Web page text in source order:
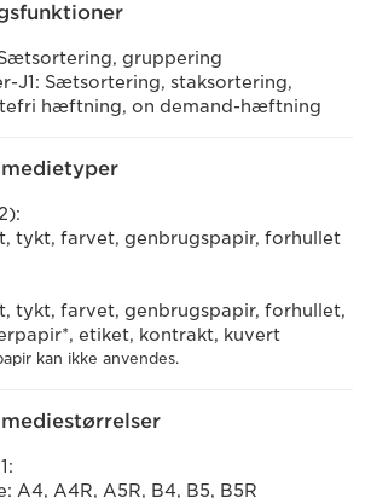
gruppering
J1: Sætsortering, staksortering,
hæftning, on demand-hæftning
tykt, farvet, genbrugspapir, forhullet
tykt, farvet, genbrugspapir, forhullet,
etiket, kontrakt, kuvert
kan ikke anvendes.
A4, A4R, A5R, B4, B5, B5R